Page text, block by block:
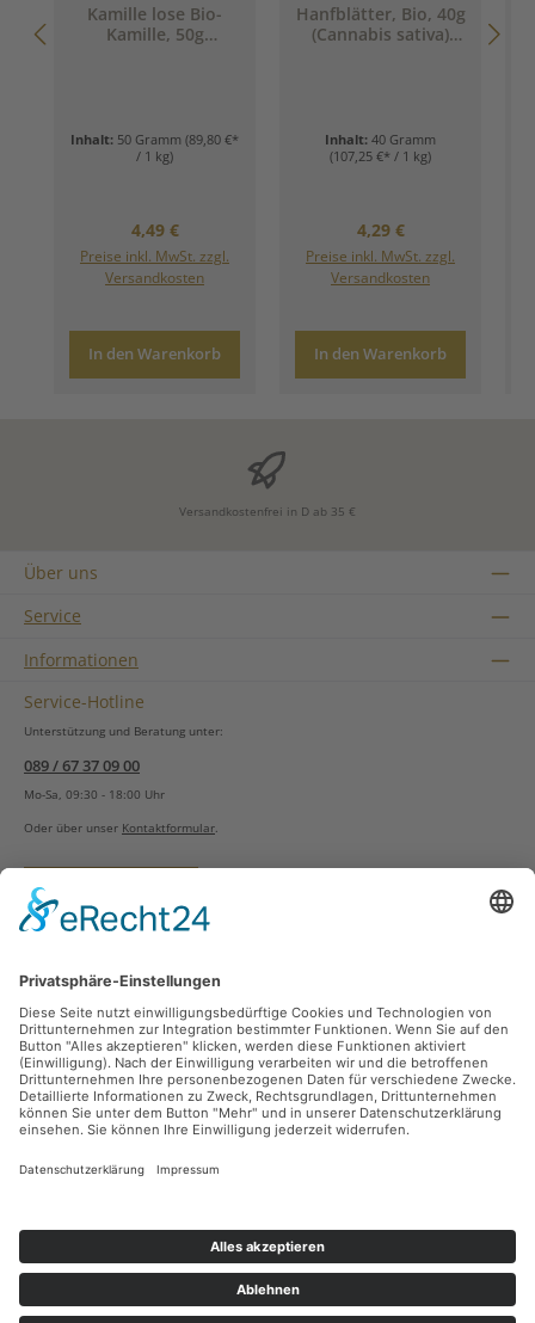
Kamille lose Bio-
Kamille, 50g
Inhalt: 50 Gramm (89,80 €*
/ 1 kg)
Regulärer Preis:
4,49 €
Preise inkl. MwSt. zzgl.
Versandkosten
In den Warenkorb
Hanfblätter, Bio, 40g
(Cannabis sativa)
Inhalt: 40 Gramm
(107,25 €* / 1 kg)
Regulärer Preis:
4,29 €
Preise inkl. MwSt. zzgl.
Versandkosten
In den Warenkorb
Versandkostenfrei in D ab 35 €
Über uns
Service
Informationen
Service-Hotline
Unterstützung und Beratung unter:
089 / 67 37 09 00
Mo-Sa, 09:30 - 18:00 Uhr
Oder über unser Kontaktformular
Vertrag widerrufen
Zahlungsarten
Sicher Einkaufen
Ladengeschäft
Newsletter
Facebook Instagram